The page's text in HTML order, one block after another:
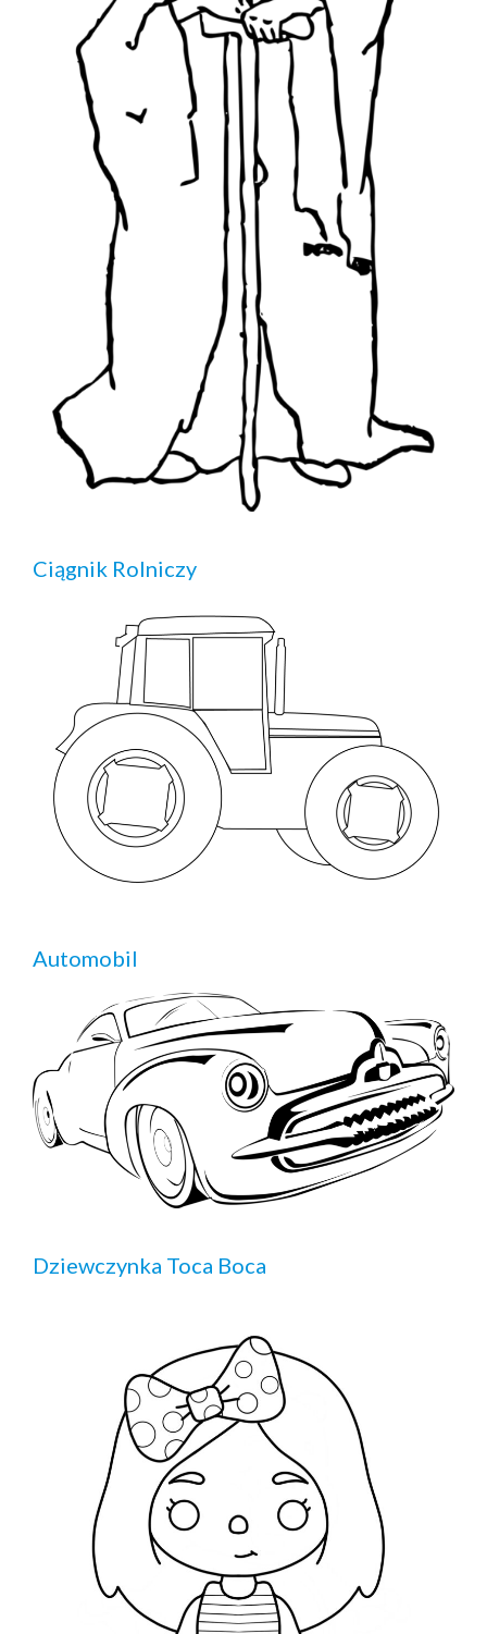
Ciągnik Rolniczy
Automobil
Dziewczynka Toca Boca